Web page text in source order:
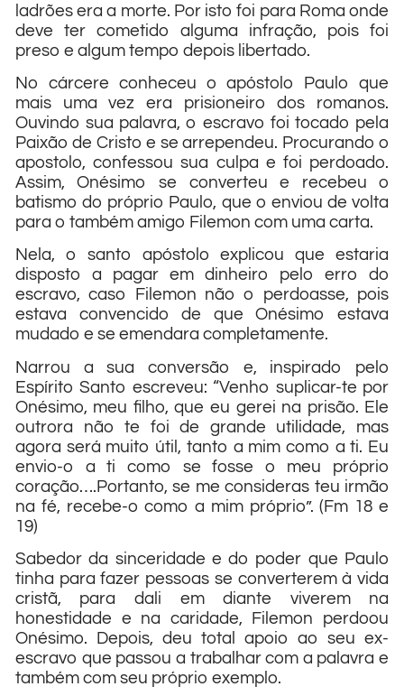
ladrões era a morte. Por isto foi para Roma onde
deve ter cometido alguma infração, pois foi
preso e algum tempo depois libertado.
No cárcere conheceu o apóstolo Paulo que
mais uma vez era prisioneiro dos romanos.
Ouvindo sua palavra, o escravo foi tocado pela
Paixão de Cristo e se arrependeu. Procurando o
apostolo, confessou sua culpa e foi perdoado.
Assim, Onésimo se converteu e recebeu o
batismo do próprio Paulo, que o enviou de volta
para o também amigo Filemon com uma carta.
Nela, o santo apóstolo explicou que estaria
disposto a pagar em dinheiro pelo erro do
escravo, caso Filemon não o perdoasse, pois
estava convencido de que Onésimo estava
mudado e se emendara completamente.
Narrou a sua conversão e, inspirado pelo
Espírito Santo escreveu: “Venho suplicar-te por
Onésimo, meu filho, que eu gerei na prisão. Ele
outrora não te foi de grande utilidade, mas
agora será muito útil, tanto a mim como a ti. Eu
envio-o a ti como se fosse o meu próprio
coração….Portanto, se me consideras teu irmão
na fé, recebe-o como a mim próprio”. (Fm 18 e
19)
Sabedor da sinceridade e do poder que Paulo
tinha para fazer pessoas se converterem à vida
cristã, para dali em diante viverem na
honestidade e na caridade, Filemon perdoou
Onésimo. Depois, deu total apoio ao seu ex-
escravo que passou a trabalhar com a palavra e
também com seu próprio exemplo.